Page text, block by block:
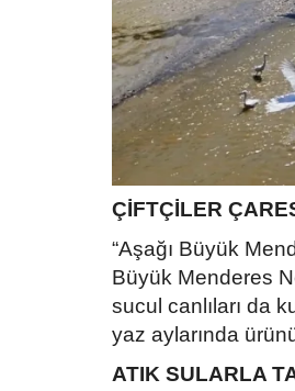
ÇİFTÇİLER
“Aşağı Büyük
Büyük Menderes
sucul canlıları da
yaz aylarında
ATIK SULARLA